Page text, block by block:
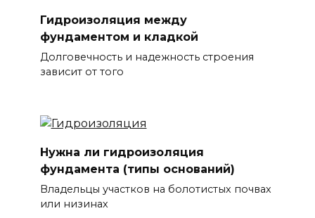
Гидроизоляция между
фундаментом и кладкой
Долговечность и надежность строения
зависит от того
Нужна ли гидроизоляция
фундамента (типы оснований)
Владельцы участков на болотистых почвах
или низинах